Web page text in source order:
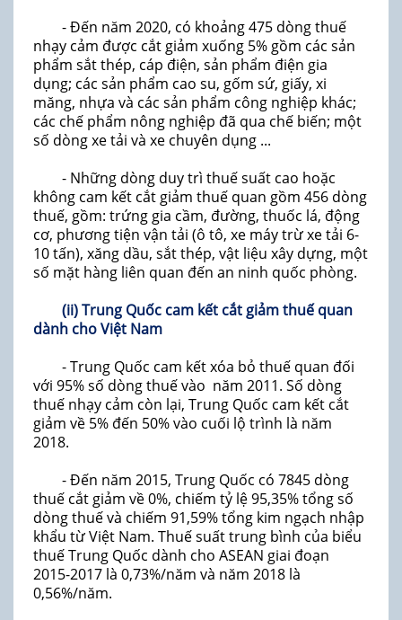
- Đến năm 2020, có khoảng 475 dòng thuế
nhạy cảm được cắt giảm xuống 5% gồm các sản
phẩm sắt thép, cáp điện, sản phẩm điện gia
dụng; các sản phẩm cao su, gốm sứ, giấy, xi
măng, nhựa và các sản phẩm công nghiệp khác;
các chế phẩm nông nghiệp đã qua chế biến; một
số dòng xe tải và xe chuyên dụng ...
- Những dòng duy trì thuế suất cao hoặc
không cam kết cắt giảm thuế quan gồm 456 dòng
thuế, gồm: trứng gia cầm, đường, thuốc lá, động
cơ, phương tiện vận tải (ô tô, xe máy trừ xe tải 6-
10 tấn), xăng dầu, sắt thép, vật liệu xây dựng, một
số mặt hàng liên quan đến an ninh quốc phòng.
(ii) Trung Quốc cam kết cắt giảm thuế quan
dành cho Việt Nam
- Trung Quốc cam kết xóa bỏ thuế quan đối
với 95% số dòng thuế vào năm 2011. Số dòng
thuế nhạy cảm còn lại, Trung Quốc cam kết cắt
giảm về 5% đến 50% vào cuối lộ trình là năm
2018.
- Đến năm 2015, Trung Quốc có 7845 dòng
thuế cắt giảm về 0%, chiếm tỷ lệ 95,35% tổng số
dòng thuế và chiếm 91,59% tổng kim ngạch nhập
khẩu từ Việt Nam. Thuế suất trung bình của biểu
thuế Trung Quốc dành cho ASEAN giai đoạn
2015-2017 là 0,73%/năm và năm 2018 là
0,56%/năm.